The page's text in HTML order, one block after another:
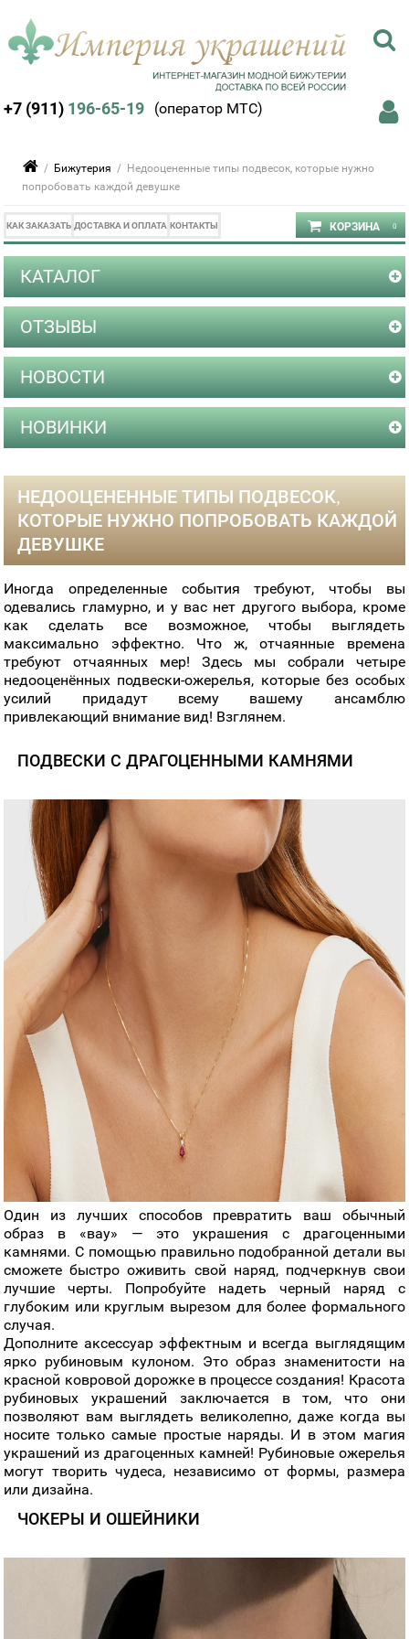
+7 (911) 196-65-19 (оператор МТС)
/ Бижутерия / Недооцененные типы подвесок, которые нужно
попробовать каждой девушке
КАК ЗАКАЗАТЬ ДОСТАВКА И ОПЛАТА КОНТАКТЫ
КАТАЛОГ
ОТЗЫВЫ
НОВОСТИ
НОВИНКИ
НЕДООЦЕНЕННЫЕ ТИПЫ ПОДВЕСОК,
КОТОРЫЕ НУЖНО ПОПРОБОВАТЬ КАЖДОЙ
ДЕВУШКЕ
Иногда определенные события требуют, чтобы вы
одевались гламурно, и у вас нет другого выбора, кроме
как сделать все возможное, чтобы выглядеть
максимально эффектно. Что ж, отчаянные времена
требуют отчаянных мер! Здесь мы собрали четыре
недооценённых подвески-ожерелья, которые без особых
усилий придадут всему вашему ансамблю
привлекающий внимание вид! Взглянем.
ПОДВЕСКИ С ДРАГОЦЕННЫМИ КАМНЯМИ
Один из лучших способов превратить ваш обычный
образ в «вау» — это украшения с драгоценными
камнями. С помощью правильно подобранной детали вы
сможете быстро оживить свой наряд, подчеркнув свои
лучшие черты. Попробуйте надеть черный наряд с
глубоким или круглым вырезом для более формального
случая.
Дополните аксессуар эффектным и всегда выглядящим
ярко рубиновым кулоном. Это образ знаменитости на
красной ковровой дорожке в процессе создания! Красота
рубиновых украшений заключается в том, что они
позволяют вам выглядеть великолепно, даже когда вы
носите только самые простые наряды. И в этом магия
украшений из драгоценных камней! Рубиновые ожерелья
могут творить чудеса, независимо от формы, размера
или дизайна.
ЧОКЕРЫ И ОШЕЙНИКИ